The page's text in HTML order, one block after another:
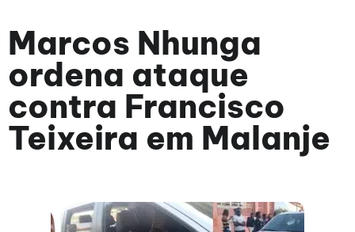
Marcos Nhunga
ordena ataque
contra Francisco
Teixeira em Malanje